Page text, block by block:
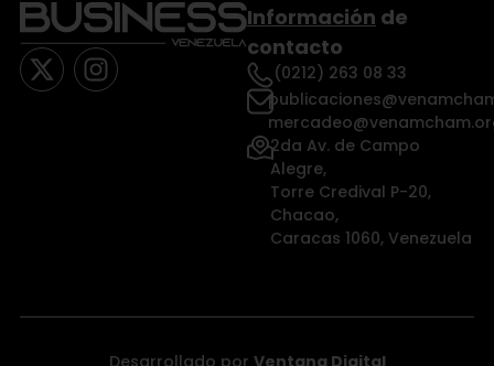
Información de
contacto
(0212) 263 08 33
2da Av. de Campo
Alegre,
Torre Credival P-20,
Chacao,
Caracas 1060, Venezuela
Desarrollado por Ventana Digital